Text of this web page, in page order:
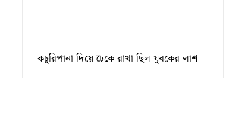
কচুরিপানা দিয়ে ঢেকে রাখা ছিল যুবকের লাশ